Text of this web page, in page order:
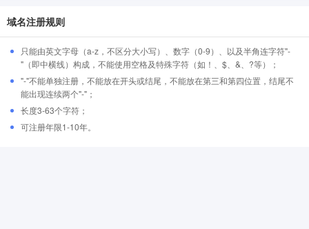
域名注册规则
只能由英文字母（a-z，不区分大小写）、数字（0-9）、以及半角连字符"-
"（即中横线）构成，不能使用空格及特殊字符（如！、$、&、?等）；
"-"不能单独注册，不能放在开头或结尾，不能放在第三和第四位置，结尾不
能出现连续两个"-"；
长度3-63个字符；
可注册年限1-10年。